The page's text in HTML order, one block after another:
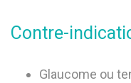
Contre-
Glaucome ou